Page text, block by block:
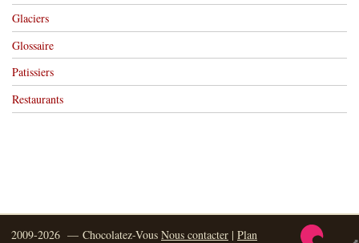
Glaciers
Glossaire
Patissiers
Restaurants
2009-2026 — Chocolatez-Vous Nous contacter | Plan